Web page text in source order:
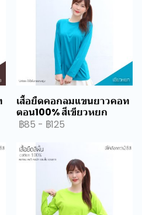
เสื้อยืดคอกลมแขนยาวคอท
ตอน100% สีเขียวหยก
฿85 - ฿125